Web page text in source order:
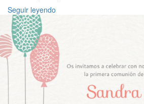
Seguir leyendo